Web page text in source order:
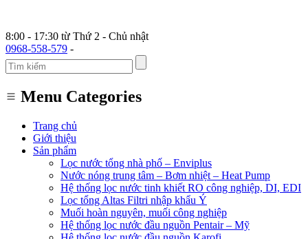
8:00 - 17:30 từ Thứ 2 - Chủ nhật
0968-558-579 -
Menu Categories
Trang chủ
Giới thiệu
Sản phẩm
Lọc nước tổng nhà phố – Enviplus
Nước nóng trung tâm – Bơm nhiệt – Heat Pump
Hệ thống lọc nước tinh khiết RO công nghiệp, DI, EDI
Lọc tổng Altas Filtri nhập khẩu Ý
Muối hoàn nguyên, muối công nghiệp
Hệ thống lọc nước đầu nguồn Pentair – Mỹ